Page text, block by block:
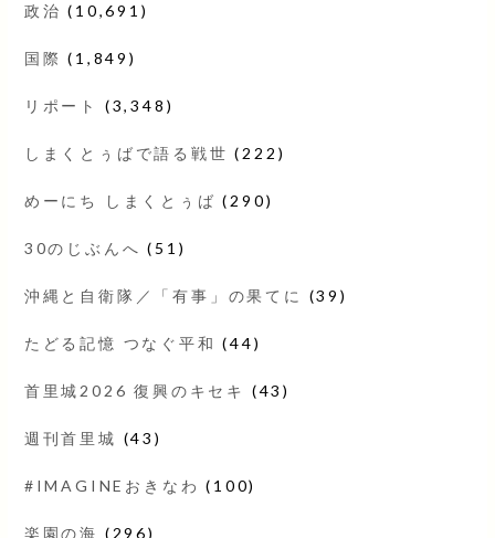
政治 (10,691)
国際 (1,849)
リポート (3,348)
しまくとぅばで語る戦世 (222)
めーにち しまくとぅば (290)
30のじぶんへ (51)
沖縄と自衛隊／「有事」の果てに (39)
たどる記憶 つなぐ平和 (44)
首里城2026 復興のキセキ (43)
週刊首里城 (43)
#IMAGINEおきなわ (100)
楽園の海 (296)